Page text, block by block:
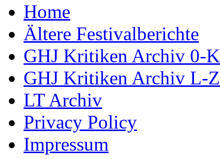
Home
Ältere Festivalberichte
GHJ Kritiken Archiv 0-K
GHJ Kritiken Archiv L-Z
LT Archiv
Privacy Policy
Impressum